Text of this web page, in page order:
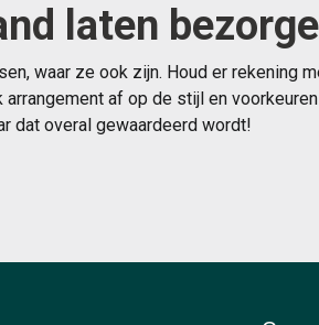
laten
waar ze ook zijn. Houd er rekening
af op de stijl en
dat overal gewaardeerd wordt!